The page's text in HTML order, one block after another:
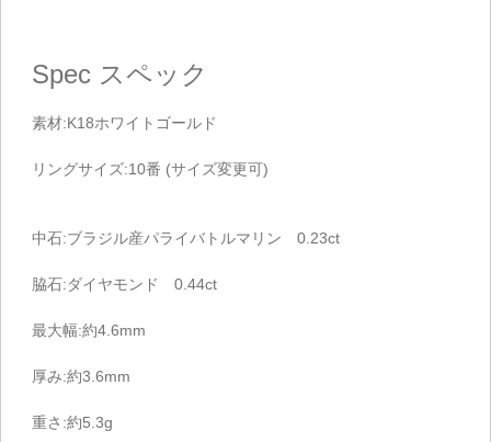
Spec スペック
素材:K18ホワイトゴールド
リングサイズ:10番 (サイズ変更可)
中石:ブラジル産パライバトルマリン 0.23ct
脇石:ダイヤモンド 0.44ct
最大幅:約4.6mm
厚み:約3.6mm
重さ:約5.3g